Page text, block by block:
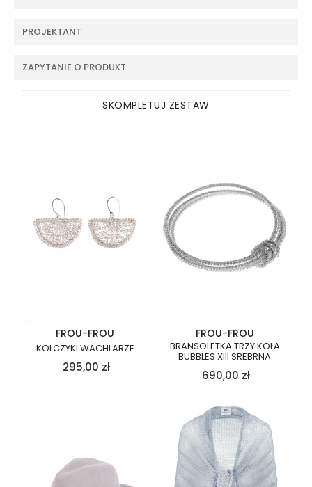
PROJEKTANT
ZAPYTANIE O PRODUKT
SKOMPLETUJ ZESTAW
FROU-FROU
KOLCZYKI WACHLARZE
295,00 zł
FROU-FROU
BRANSOLETKA TRZY KOŁA
BUBBLES XIII SREBRNA
690,00 zł